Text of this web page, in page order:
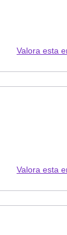
Valora esta
Valora esta